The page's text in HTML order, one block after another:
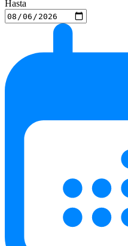
Hasta